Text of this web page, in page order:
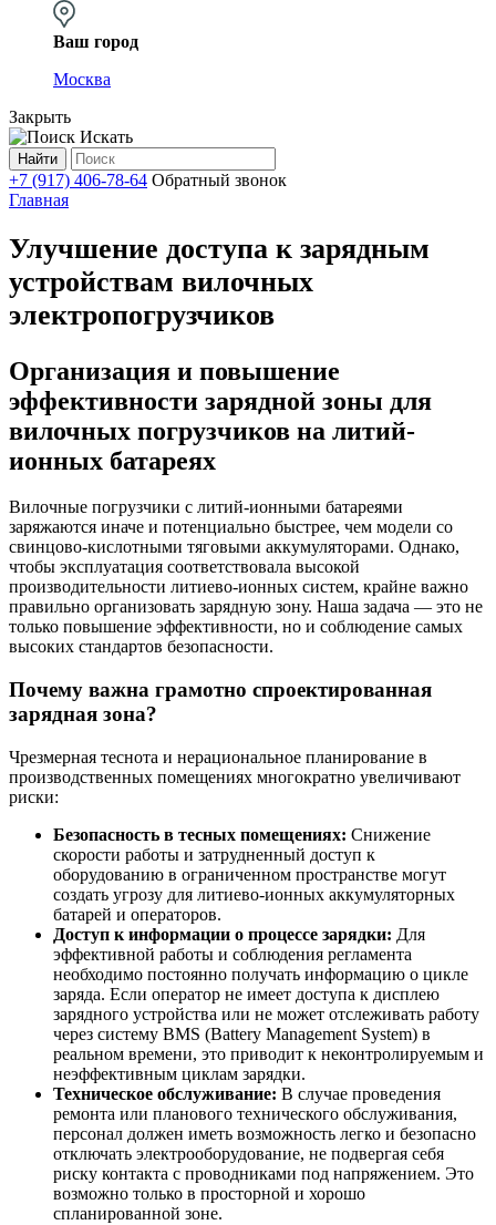
Ваш город
Москва
Закрыть
Искать
Найти
+7 (917) 406-78-64 Обратный звонок
Главная
Улучшение доступа к зарядным
устройствам вилочных
электропогрузчиков
Организация и повышение
эффективности зарядной зоны для
вилочных погрузчиков на литий-
ионных батареях
Вилочные погрузчики с литий-ионными батареями
заряжаются иначе и потенциально быстрее, чем модели со
свинцово-кислотными тяговыми аккумуляторами. Однако,
чтобы эксплуатация соответствовала высокой
производительности литиево-ионных систем, крайне важно
правильно организовать зарядную зону. Наша задача — это не
только повышение эффективности, но и соблюдение самых
высоких стандартов безопасности.
Почему важна грамотно спроектированная
зарядная зона?
Чрезмерная теснота и нерациональное планирование в
производственных помещениях многократно увеличивают
риски:
Безопасность в тесных помещениях: Снижение
скорости работы и затрудненный доступ к
оборудованию в ограниченном пространстве могут
создать угрозу для литиево-ионных аккумуляторных
батарей и операторов.
Доступ к информации о процессе зарядки: Для
эффективной работы и соблюдения регламента
необходимо постоянно получать информацию о цикле
заряда. Если оператор не имеет доступа к дисплею
зарядного устройства или не может отслеживать работу
через систему BMS (Battery Management System) в
реальном времени, это приводит к неконтролируемым и
неэффективным циклам зарядки.
Техническое обслуживание: В случае проведения
ремонта или планового технического обслуживания,
персонал должен иметь возможность легко и безопасно
отключать электрооборудование, не подвергая себя
риску контакта с проводниками под напряжением. Это
возможно только в просторной и хорошо
спланированной зоне.